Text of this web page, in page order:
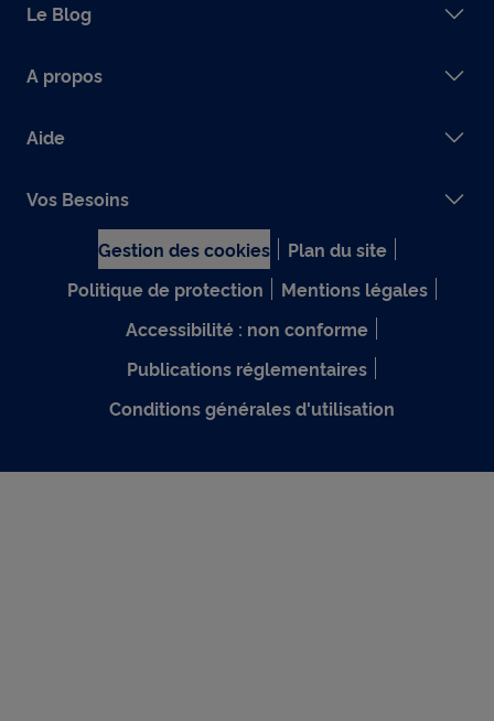
Le Blog
A propos
Aide
Vos Besoins
Gestion des cookies
Plan du site
Politique de protection
Mentions légales
Accessibilité : non conforme
Publications réglementaires
Conditions générales d'utilisation